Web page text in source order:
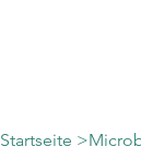
Startseite >